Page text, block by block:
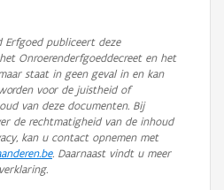
Erfgoed publiceert deze
Onroerenderfgoeddecreet en het
staat in geen geval in en kan
voor de juistheid of
van deze documenten. Bij
de rechtmatigheid van de inhoud
kan u contact opnemen met
. Daarnaast vindt u meer